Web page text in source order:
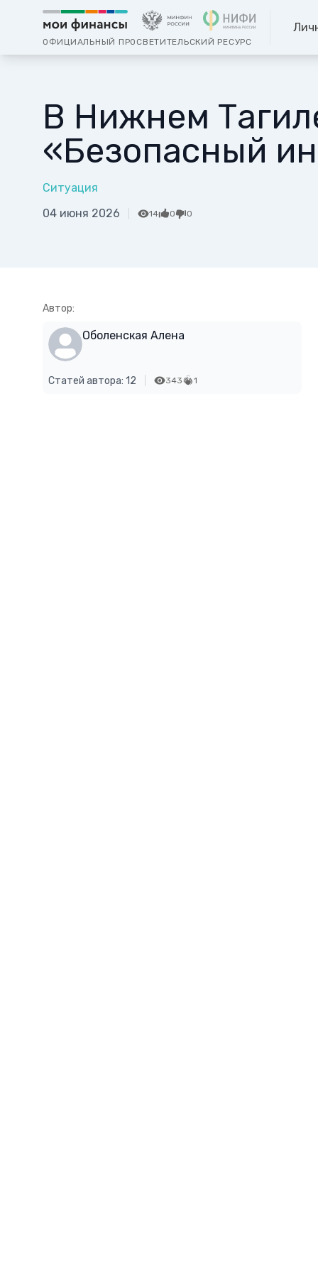
ОФИЦИАЛЬНЫЙ ПРОСВЕТИТЕЛЬСКИЙ РЕСУРС
В Нижнем
«Безопасный
Ситуация
04 июня 2026
14 0 0
Автор:
Оболенская Алена
Статей автора: 12 343 1